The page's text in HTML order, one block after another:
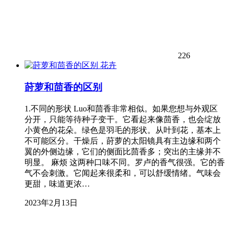
226
花卉
莳萝和茴香的区别
1.不同的形状 Luo和茴香非常相似。如果您想与外观区
分开，只能等待种子变干。它看起来像茴香，也会绽放
小黄色的花朵。绿色是羽毛的形状。从叶到花，基本上
不可能区分。干燥后，莳萝的太阳镜具有主边缘和两个
翼的外侧边缘，它们的侧面比茴香多；突出的主缘并不
明显。 麻烦 这两种口味不同。罗卢的香气很强。它的香
气不会刺激。它闻起来很柔和，可以舒缓情绪。气味会
更甜，味道更浓…
2023年2月13日